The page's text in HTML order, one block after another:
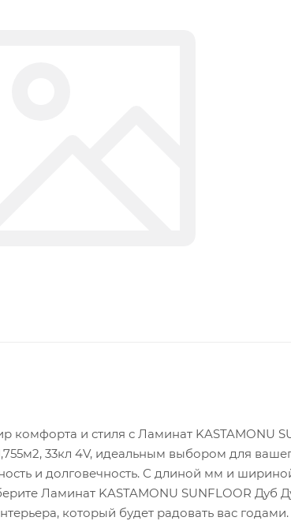
комфорта и стиля с Ламинат KASTAMONU
1,755м2, 33кл 4V, идеальным выбором для
и долговечность. С длиной мм и
Ламинат KASTAMONU SUNFLOOR Дуб
который будет радовать вас